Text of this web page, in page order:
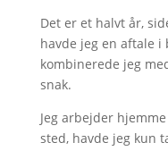
Det er et halvt år,
havde jeg en aftale i
kombinerede jeg
snak.
Jeg arbejder
sted, havde jeg kun